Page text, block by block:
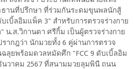
ธานที่ปรึกษา ที่ร่วมกันระดมขุนพลนักสู้
เบิ้ลอิมแพ็ค 3" สำหรับการตรวจร่างกาย
น.ส.วิกานดา ศรีกิ้ม เป็นผู้ตรวจร่างกาย
ากฎว่า นักมวยทั้ง 6 คู่ผ่านการตรวจ
ลุยพร้อมดวลหมัดศึก "FCC 9 ดับเบิ้ลอิม
วาคม 2567 ที่สนามมวยลุมพินี ถนน